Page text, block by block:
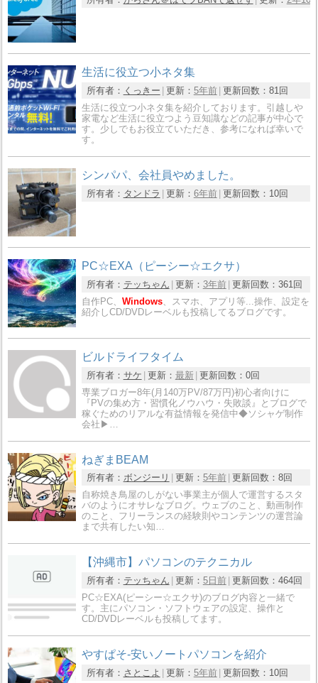
生活に役立つ小ネタ集
所有者： くっきー 更新： 5年前 更新回数： 81回
生活に役立つ小ネタ集を紹介しております。引越しや
家電など生活に役立つよう豆知識などの記事が中心で
す。少しでもお役立ていただき、参考になれば幸いで
す。
シンパパ、会社員やめました。
所有者： タンドラ 更新： 6年前 更新回数： 10回
PC☆EXA（ピーシー☆エクサ）
所有者： テッちゃん 更新： 3年前 更新回数： 361回
自作PC、Windows 、スマホ、アプリ等...操作、設定を
紹介しCD/DVDレーベルも投稿してるブログです。
ビルドライフタイム
所有者： サケ 更新： 最新 更新回数： 0回
専業ブロガー8年(月140万PV/87万円)初心者向けに
『PVの集め方・習慣化ノウハウ・失敗談』とブログで
稼ぐためのリアルな有益情報を発信中◆ソシャゲ制作
会社▶…
ねぎまBEAM
所有者： ボンジーリ 更新： 5年前 更新回数： 8回
自称焼き鳥屋のしがない事業主が個人で運営するスタ
バのようにオサレなブログ。ウェブのこと、動画制作
のこと、フリーランスの経験則やコンテンツの運営論
まで共有したい知…
【沖縄市】パソコンのテクニカル
所有者： テッちゃん 更新： 5日前 更新回数： 464回
PC☆EXA(ピーシー☆エクサ)のブログ内容と一緒で
す。主にパソコン・ソフトウェアの設定、操作と
CD/DVDレーベルも投稿してます。
やすぱそ-安いノートパソコンを紹介
所有者： さとこよ 更新： 5年前 更新回数： 10回